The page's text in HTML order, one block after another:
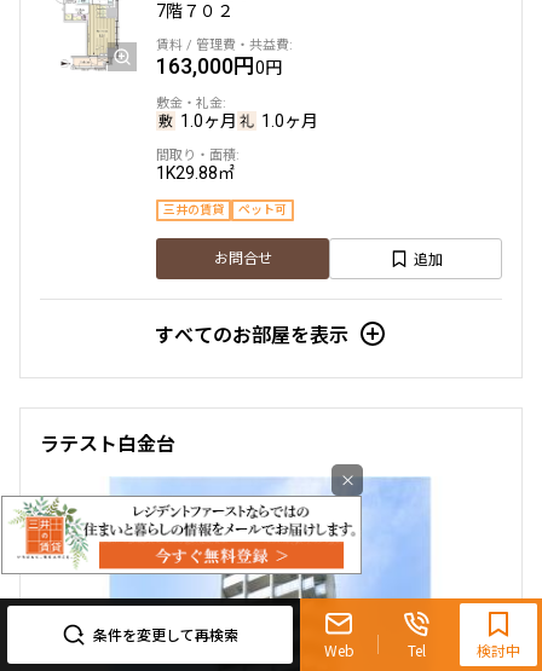
条件を変更して再検索
Web Tel
0120-321-719
9:30~18:00（水曜定休）
検討中
7階７０２
163,000円0円
1.0ヶ月 1.0ヶ月
1K29.88㎡
三井の賃貸 ペット可
お問合せ 追加
すべてのお部屋を表示
ラテスト白金台
×